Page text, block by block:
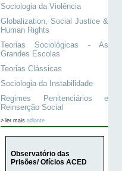
Sociologia da Violência
Globalization, Social Justice &
Human Rights
Teorias Sociológicas - As
Grandes Escolas
Teorias Clássicas
Sociologia da Instabilidade
Regimes Penitenciários e
Reinserção Social
> ler mais adiante
Observatório das
Prisões/ Ofícios ACED